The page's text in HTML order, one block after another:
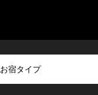
お宿タイプ